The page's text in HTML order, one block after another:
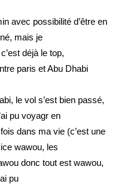
avec possibilité d’être en
mais je
déjà le top,
paris et Abu Dhabi
le vol s’est bien passé,
pu voyagr en
dans ma vie (c’est une
wawou, les
donc tout est wawou,
pu